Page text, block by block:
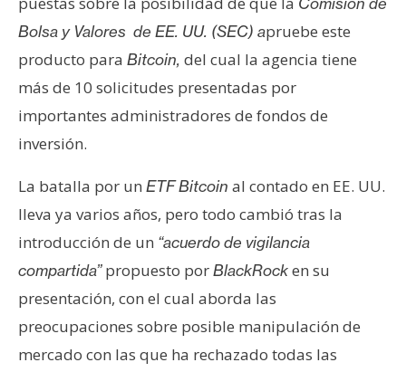
Bolsa y Valores de EE. UU. (SEC) apruebe este
producto para Bitcoin, del cual la agencia tiene
más de 10 solicitudes presentadas por
importantes administradores de fondos de
inversión.
La batalla por un ETF Bitcoin al contado en EE. UU.
lleva ya varios años, pero todo cambió tras la
introducción de un “acuerdo de vigilancia
compartida”propuesto porBlackRocken su
presentación, con el cual aborda las
preocupaciones sobre posible manipulación de
mercado con las que ha rechazado todas las